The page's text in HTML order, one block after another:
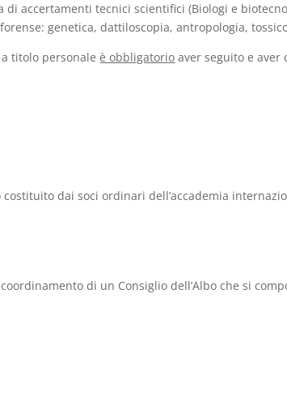
di accertamenti tecnici scientifici (Biologi e
genetica, dattiloscopia, antropologia,
titolo personaleè obbligatorio aver seguito e aver
costituito dai soci ordinari dell’accademia
coordinamento di un Consiglio dell’Albo che si